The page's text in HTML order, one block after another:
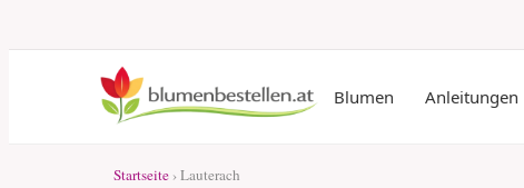
Blumen Anleitungen
Startseite › Lauterach